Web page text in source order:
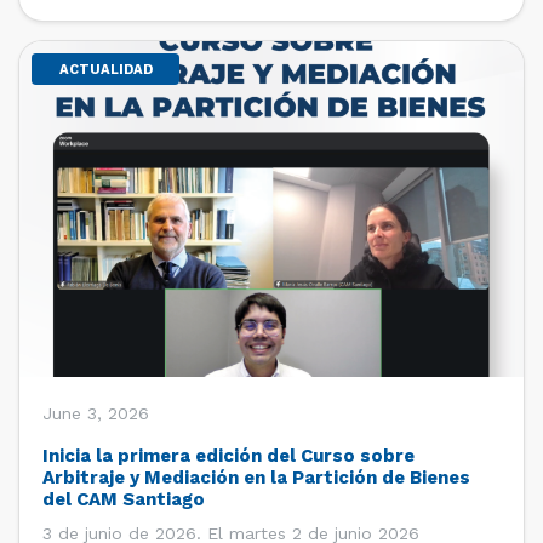
de estudiantes de […]
ACTUALIDAD
June 3, 2026
Inicia la primera edición del Curso sobre
Arbitraje y Mediación en la Partición de Bienes
del CAM Santiago
3 de junio de 2026. El martes 2 de junio 2026